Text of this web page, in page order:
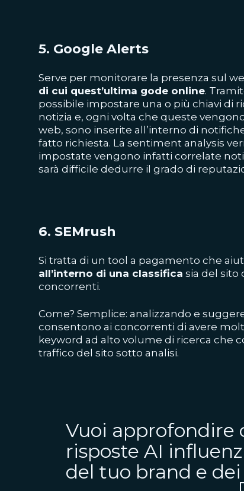
5. Google Alerts
Serve per monitorare la presenza sul
di cui quest’ultima gode online.
possibile impostare una o più chiavi di
notizia e, ogni volta che queste
web, sono inserite all’interno di
fatto richiesta. La sentiment analysis
impostate vengono infatti correlate
sarà difficile dedurre il grado di
6. SEMrush
Si tratta di un tool a pagamento che
all’interno di una classifica sia del sito
concorrenti.
Come? Semplice: analizzando e
consentono ai concorrenti di avere
keyword ad alto volume di ricerca che
traffico del sito sotto analisi.
Vuoi approfondire
risposte AI
del tuo brand e